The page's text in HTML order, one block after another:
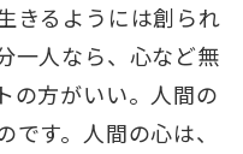
きるようには創られ
一人なら、心など無
の方がいい。人間の
す。人間の心は、